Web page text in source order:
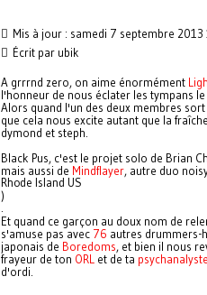
Mis à jour : samedi 7 septembre 2013
Écrit par ubik
A grrrnd zero, on aime énormément
l'honneur de nous éclater les tympans
Alors quand l'un des deux membres
que cela nous excite autant que la
dymond et steph.
Black Pus, c'est le projet solo de Brian
mais aussi de Mindflayer, autre duo
Rhode Island US
)
.
Et quand ce garçon au doux nom de
s'amuse pas avec 76 autres drummers-
japonais de Boredoms, et bien il nous
frayeur de ton ORL et de ta psychanalyste
d'ordi.